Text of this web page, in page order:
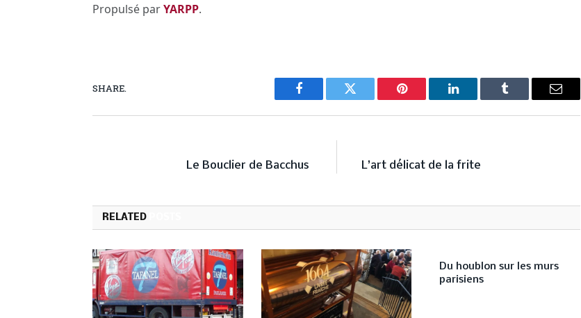
Propulsé parYARPP.
SHARE.
Facebook Twitter Pinterest LinkedIn Tumblr Email
Le Bouclier de Bacchus L’art délicat de la frite
RELATED
Du houblon sur les murs
parisiens